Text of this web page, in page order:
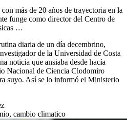
más de 20 años de trayectoria en la
funge como director del Centro de
…
diaria de un día decembrino,
de la Universidad de Costa
noticia que ansiaba desde hacía
Nacional de Ciencia Clodomiro
suyo. Así se lo informó el Ministerio
cambio climatico